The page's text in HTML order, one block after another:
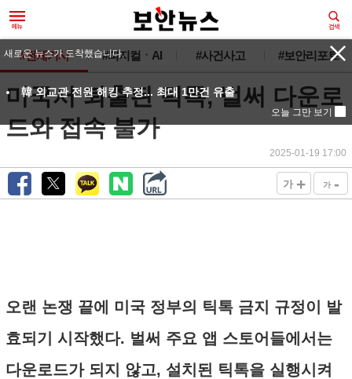
#전체기사 #피지컬ㆍAI #사건사고 #보안리포트
미국서 퇴출된 틱톡, 벌써 다운로
드와 접속 불가
2025-01-19 17:00
가 + 가 -
오랜 논쟁 끝에 미국 정부의 틱톡 금지 규정이 발
효되기 시작했다. 벌써 주요 앱 스토어들에서는
다운로드가 되지 않고, 설치된 틱톡을 실행시켜
새로운 뉴스가 도착했습니다.
韓 외교관 전원 해킹 추정... 최대 1만건 유출
오늘 그만 보기